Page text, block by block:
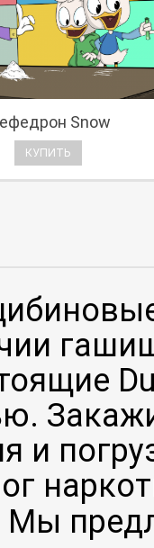
Snow
КУПИТЬ
и
Мы